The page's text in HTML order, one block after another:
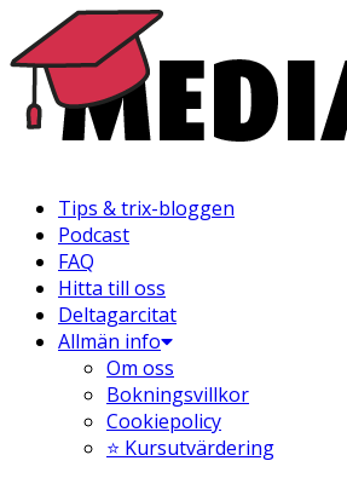
Hoppa
till
innehåll
Tips & trix-bloggen
Podcast
FAQ
Hitta till oss
Deltagarcitat
Allmän info
Om oss
Bokningsvillkor
Cookiepolicy
⭐ Kursutvärdering